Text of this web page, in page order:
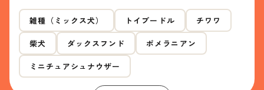
雑種（ミックス犬） トイプードル チワワ
柴犬 ダックスフンド ポメラニアン
ミニチュアシュナウザー